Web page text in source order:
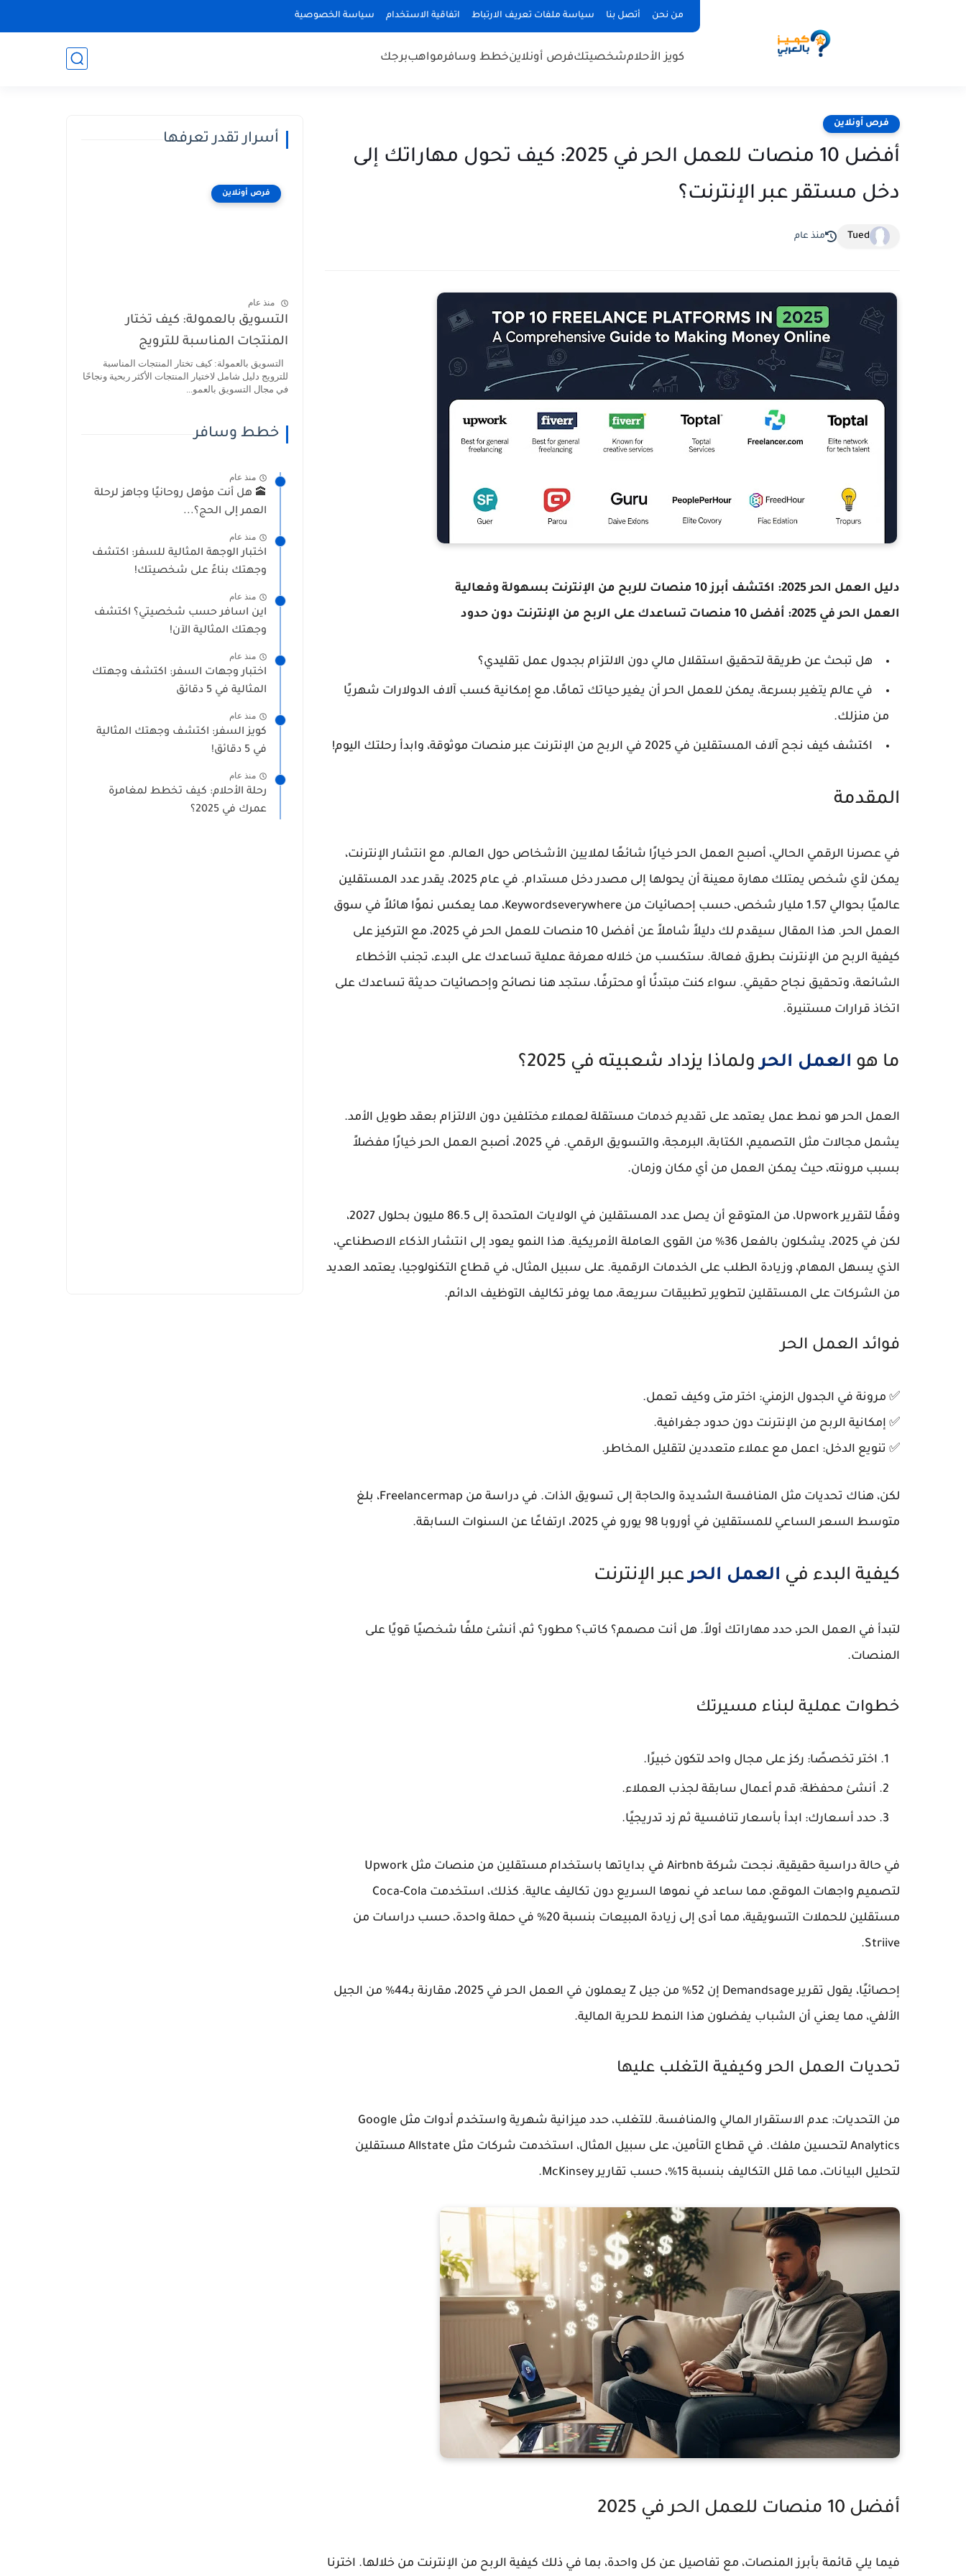
من نحن أتصل بنا سياسة ملفات تعريف الارتباط اتفاقية الاستخدام سياسة الخصوصية
كويز الأحلامشخصيتكفرص أونلاينخطط وسافرمواهببرجك
فرص أونلاين
أفضل 10 منصات للعمل الحر في 2025: كيف تحول مهاراتك إلى
دخل مستقر عبر الإنترنت؟
Tued منذ عام
دليل العمل الحر 2025: اكتشف أبرز 10 منصات للربح من الإنترنت بسهولة وفعالية
العمل الحر في 2025: أفضل 10 منصات تساعدك على الربح من الإنترنت دون حدود
هل تبحث عن طريقة لتحقيق استقلال مالي دون الالتزام بجدول عمل تقليدي؟
في عالم يتغير بسرعة، يمكن للعمل الحر أن يغير حياتك تمامًا، مع إمكانية كسب آلاف الدولارات شهريًا
من منزلك.
اكتشف كيف نجح آلاف المستقلين في 2025 في الربح من الإنترنت عبر منصات موثوقة، وابدأ رحلتك اليوم!
المقدمة
في عصرنا الرقمي الحالي، أصبح العمل الحر خيارًا شائعًا لملايين الأشخاص حول العالم. مع انتشار الإنترنت،
يمكن لأي شخص يمتلك مهارة معينة أن يحولها إلى مصدر دخل مستدام. في عام 2025، يقدر عدد المستقلين
عالميًا بحوالي 1.57 مليار شخص، حسب إحصائيات من Keywordseverywhere، مما يعكس نموًا هائلاً في سوق
العمل الحر. هذا المقال سيقدم لك دليلاً شاملاً عن أفضل 10 منصات للعمل الحر في 2025، مع التركيز على
كيفية الربح من الإنترنت بطرق فعالة. ستكسب من خلاله معرفة عملية تساعدك على البدء، تجنب الأخطاء
الشائعة، وتحقيق نجاح حقيقي. سواء كنت مبتدئًا أو محترفًا، ستجد هنا نصائح وإحصائيات حديثة تساعدك على
اتخاذ قرارات مستنيرة.
ما هو العمل الحرولماذا يزداد شعبيته في 2025؟
العمل الحر هو نمط عمل يعتمد على تقديم خدمات مستقلة لعملاء مختلفين دون الالتزام بعقد طويل الأمد.
يشمل مجالات مثل التصميم، الكتابة، البرمجة، والتسويق الرقمي. في 2025، أصبح العمل الحر خيارًا مفضلاً
بسبب مرونته، حيث يمكن العمل من أي مكان وزمان.
وفقًا لتقرير Upwork، من المتوقع أن يصل عدد المستقلين في الولايات المتحدة إلى 86.5 مليون بحلول 2027،
لكن في 2025، يشكلون بالفعل 36% من القوى العاملة الأمريكية. هذا النمو يعود إلى انتشار الذكاء الاصطناعي،
الذي يسهل المهام، وزيادة الطلب على الخدمات الرقمية. على سبيل المثال، في قطاع التكنولوجيا، يعتمد العديد
من الشركات على المستقلين لتطوير تطبيقات سريعة، مما يوفر تكاليف التوظيف الدائم.
فوائد العمل الحر
✅ مرونة في الجدول الزمني: اختر متى وكيف تعمل.
✅ إمكانية الربح من الإنترنت دون حدود جغرافية.
✅ تنويع الدخل: اعمل مع عملاء متعددين لتقليل المخاطر.
لكن، هناك تحديات مثل المنافسة الشديدة والحاجة إلى تسويق الذات. في دراسة من Freelancermap، بلغ
متوسط السعر الساعي للمستقلين في أوروبا 98 يورو في 2025، ارتفاعًا عن السنوات السابقة.
كيفية البدء في العمل الحرعبر الإنترنت
لتبدأ في العمل الحر، حدد مهاراتك أولاً. هل أنت مصمم؟ كاتب؟ مطور؟ ثم، أنشئ ملفًا شخصيًا قويًا على
المنصات.
خطوات عملية لبناء مسيرتك
اختر تخصصًا: ركز على مجال واحد لتكون خبيرًا.
أنشئ محفظة: قدم أعمال سابقة لجذب العملاء.
حدد أسعارك: ابدأ بأسعار تنافسية ثم زد تدريجيًا.
في حالة دراسية حقيقية، نجحت شركة Airbnb في بداياتها باستخدام مستقلين من منصات مثل Upwork
لتصميم واجهات الموقع، مما ساعد في نموها السريع دون تكاليف عالية. كذلك، استخدمت Coca-Cola
مستقلين للحملات التسويقية، مما أدى إلى زيادة المبيعات بنسبة 20% في حملة واحدة، حسب دراسات من
Striive.
إحصائيًا، يقول تقرير Demandsage إن 52% من جيل Z يعملون في العمل الحر في 2025، مقارنة بـ44% من الجيل
الألفي، مما يعني أن الشباب يفضلون هذا النمط للحرية المالية.
تحديات العمل الحر وكيفية التغلب عليها
من التحديات: عدم الاستقرار المالي والمنافسة. للتغلب، حدد ميزانية شهرية واستخدم أدوات مثل Google
Analytics لتحسين ملفك. في قطاع التأمين، على سبيل المثال، استخدمت شركات مثل Allstate مستقلين
لتحليل البيانات، مما قلل التكاليف بنسبة 15%، حسب تقارير McKinsey.
أفضل 10 منصات للعمل الحر في 2025
فيما يلي قائمة بأبرز المنصات، مع تفاصيل عن كل واحدة، بما في ذلك كيفية الربح من الإنترنت من خلالها. اخترنا
أسرار تقدر تعرفها
فرص أونلاين
منذ عام
التسويق بالعمولة: كيف تختار
المنتجات المناسبة للترويج
التسويق بالعمولة: كيف تختار المنتجات المناسبة
للترويج دليل شامل لاختيار المنتجات الأكثر ربحية ونجاحًا
في مجال التسويق بالعمو...
خطط وسافر
منذ عام
🕋 هل أنت مؤهل روحانيًا وجاهز لرحلة
العمر إلى الحج؟...
منذ عام
اختبار الوجهة المثالية للسفر: اكتشف
وجهتك بناءً على شخصيتك!
منذ عام
اين اسافر حسب شخصيتي؟ اكتشف
وجهتك المثالية الآن!
منذ عام
اختبار وجهات السفر: اكتشف وجهتك
المثالية في 5 دقائق
منذ عام
كويز السفر: اكتشف وجهتك المثالية
في 5 دقائق!
منذ عام
رحلة الأحلام: كيف تخطط لمغامرة
عمرك في 2025؟